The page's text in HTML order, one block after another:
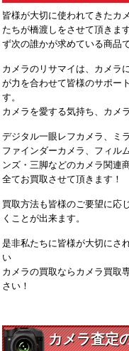
皆様が大切に使われてきたカ
たちが橋渡しをさせて頂きま
ず次の誰かが求めている商品
カメラのリサマイは、カメラ
が力を合わせて皆様のサポー
す。
カメラを愛する気持ち、カメ
デジタル一眼レフカメラ、ミ
ファインダーカメラ、フィル
ンズ・三脚などのカメラ関連
全てお買取させて頂きます！
買取方法も皆様のご要望に応
くことが出来ます。
是非私たちに皆様が大切にさ
い
カメラの買取ならカメラ買取
さい！
カメラ査定